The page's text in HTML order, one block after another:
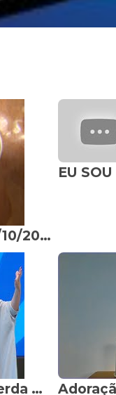
Canção Nova Sertaneja - 05/10/2025
Adão: o homem carnal e a perda da presença! (Gênesis 3) Dra. Filó -